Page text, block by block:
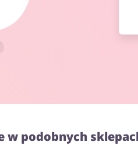
w podobnych